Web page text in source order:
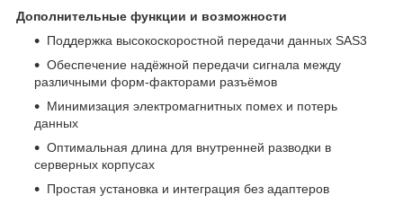
Дополнительные функции и возможности
Поддержка высокоскоростной передачи данных SAS3
Обеспечение надёжной передачи сигнала между
различными форм‑факторами разъёмов
Минимизация электромагнитных помех и потерь
данных
Оптимальная длина для внутренней разводки в
серверных корпусах
Простая установка и интеграция без адаптеров